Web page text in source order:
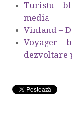
Turistu –
media
Vinland –
Voyager –
dezvoltare